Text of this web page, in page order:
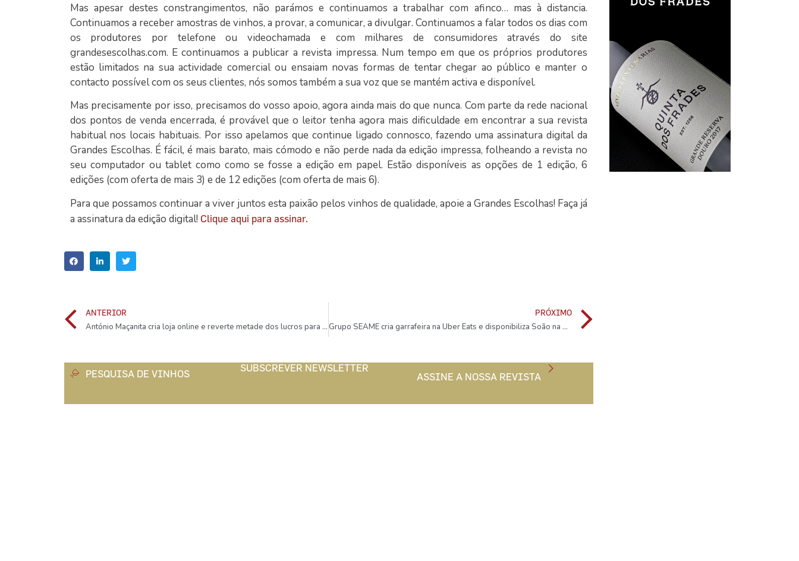
Mas apesar destes constrangimentos, não parámos e continuamos a trabalhar com afinco… mas à distancia.
Continuamos a receber amostras de vinhos, a provar, a comunicar, a divulgar. Continuamos a falar todos os dias com
os produtores por telefone ou videochamada e com milhares de consumidores através do site
grandesescolhas.com. E continuamos a publicar a revista impressa. Num tempo em que os próprios produtores
estão limitados na sua actividade comercial ou ensaiam novas formas de tentar chegar ao público e manter o
contacto possível com os seus clientes, nós somos também a sua voz que se mantém activa e disponível.
Mas precisamente por isso, precisamos do vosso apoio, agora ainda mais do que nunca. Com parte da rede nacional
dos pontos de venda encerrada, é provável que o leitor tenha agora mais dificuldade em encontrar a sua revista
habitual nos locais habituais. Por isso apelamos que continue ligado connosco, fazendo uma assinatura digital da
Grandes Escolhas. É fácil, é mais barato, mais cómodo e não perde nada da edição impressa, folheando a revista no
seu computador ou tablet como como se fosse a edição em papel. Estão disponíveis as opções de 1 edição, 6
edições (com oferta de mais 3) e de 12 edições (com oferta de mais 6).
Para que possamos continuar a viver juntos esta paixão pelos vinhos de qualidade, apoie a Grandes Escolhas! Faça já
a assinatura da edição digital! Clique aqui para assinar.
ANTERIOR
António Maçanita cria loja online e reverte metade dos lucros para Cruz Vermelha
PRÓXIMO
Grupo SEAME cria garrafeira na Uber Eats e disponibiliza Soão na plataforma
PESQUISA DE VINHOS
SUBSCREVER NEWSLETTER
ASSINE A NOSSA REVISTA